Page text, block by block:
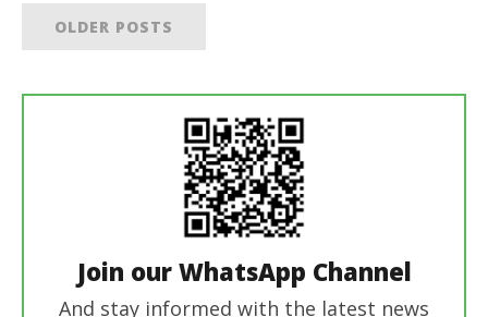
OLDER POSTS
Join our WhatsApp Channel
And stay informed with the latest news